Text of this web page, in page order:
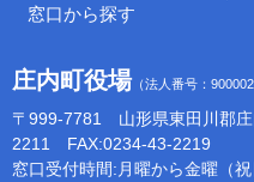
窓口から探す
庄内町役場（法人番号：
〒999-7781 山形県東田川郡
2211 FAX:0234-43-2219
窓口受付時間:月曜から金曜（